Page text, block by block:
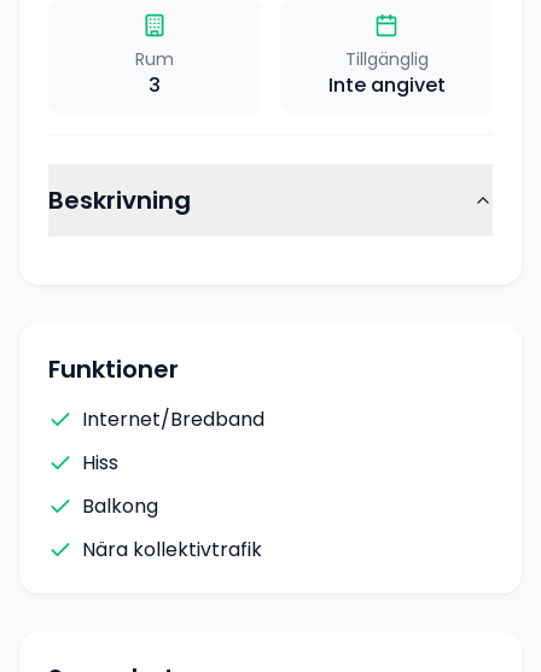
Rum
3
Tillgänglig
Inte angivet
Beskrivning
Funktioner
Internet/Bredband
Hiss
Balkong
Nära kollektivtrafik